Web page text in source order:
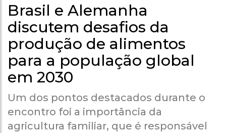
Brasil e Alemanha
discutem desafios da
produção de alimentos
para a população global
em 2030
Um dos pontos destacados durante o
encontro foi a importância da
agricultura familiar, que é responsável